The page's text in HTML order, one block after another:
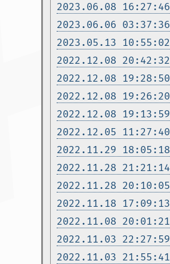
2023.06.08 16:27:46
2023.06.06 03:37:36
2023.05.13 10:55:02
2022.12.08 20:42:32
2022.12.08 19:28:50
2022.12.08 19:26:20
2022.12.08 19:13:59
2022.12.05 11:27:40
2022.11.29 18:05:18
2022.11.28 21:21:14
2022.11.28 20:10:05
2022.11.18 17:09:13
2022.11.08 20:01:21
2022.11.03 22:27:59
2022.11.03 21:55:41